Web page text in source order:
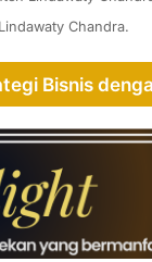
Chandra.
Bisnis